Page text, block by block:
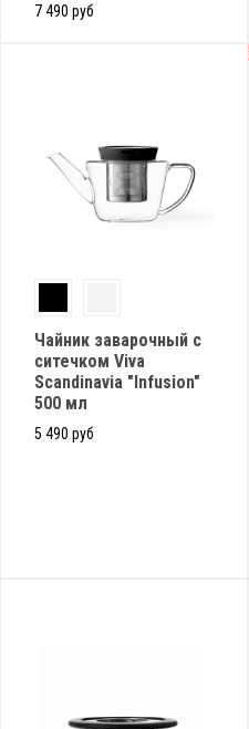
7 490 руб
Чайник заварочный с
ситечком Viva
Scandinavia "Infusion"
500 мл
5 490 руб